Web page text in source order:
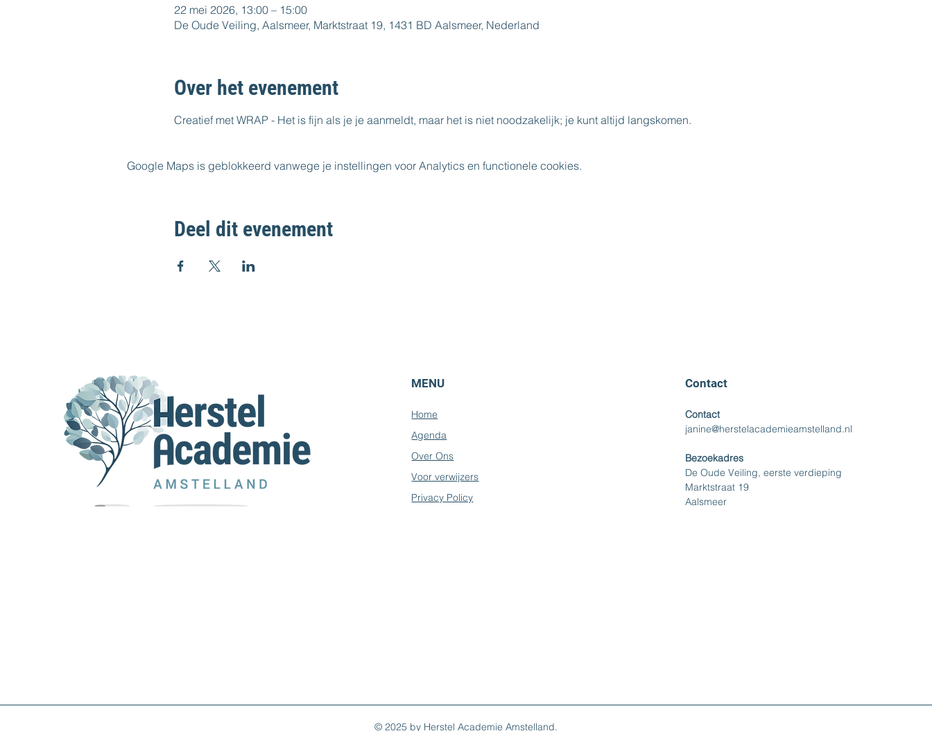
22 mei 2026, 13:00 – 15:00
De Oude Veiling, Aalsmeer, Marktstraat 19, 1431 BD Aalsmeer, Nederland
Over het evenement
Creatief met WRAP - Het is fijn als je je aanmeldt, maar het is niet noodzakelijk; je kunt altijd langskomen.
Google Maps is geblokkeerd vanwege je instellingen voor Analytics en functionele cookies.
Deel dit evenement
MENU
Home
Agenda
Over Ons
Voor verwijzers
Privacy Policy
Contact
Contact
janine@herstelacademieamstelland.nl
Bezoekadres
De Oude Veiling, eerste verdieping
Marktstraat 19
Aalsmeer
© 2025 by Herstel Academie Amstelland.